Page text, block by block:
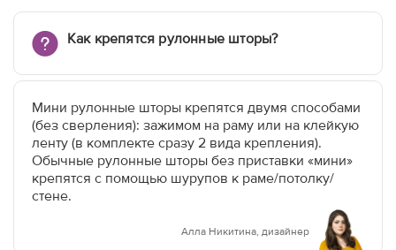
Как крепятся рулонные шторы?
Мини рулонные шторы крепятся двумя способами
(без сверления): зажимом на раму или на клейкую
ленту (в комплекте сразу 2 вида крепления).
Обычные рулонные шторы без приставки «мини»
крепятся с помощью шурупов к раме/потолку/
стене.
Алла Никитина, дизайнер